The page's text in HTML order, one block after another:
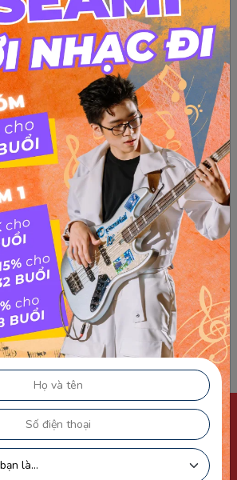
đàn được bài mình muốn, mình có
đó đàn như thế nào, tự suy luận ra
được
Phan Thị Cẩm Tú
Cựu HV Guitar từ xa
VIÊN
HỌC
ĐĂNG KÝ NGAY